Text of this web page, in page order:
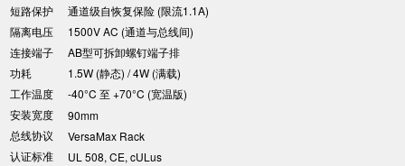
短路保护
通道级自恢复保险 (限流1.1A)
隔离电压
1500V AC (通道与总线间)
连接端子
AB型可拆卸螺钉端子排
功耗
1.5W (静态) / 4W (满载)
工作温度
-40°C 至 +70°C (宽温版)
安装宽度
90mm
总线协议
VersaMax Rack
认证标准
UL 508, CE, cULus